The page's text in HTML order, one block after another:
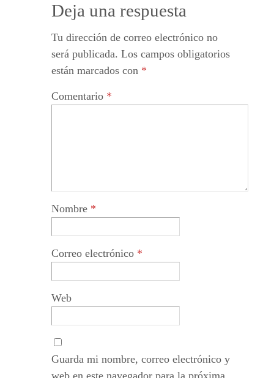
Deja una respuesta
Tu dirección de correo electrónico no
será publicada. Los campos obligatorios
están marcados con *
Comentario *
Nombre *
Correo electrónico *
Web
Guarda mi nombre, correo electrónico y
web en este navegador para la próxima